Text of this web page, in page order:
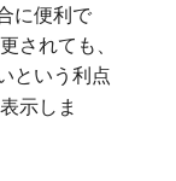
に便利で
されても、
という利点
示しま